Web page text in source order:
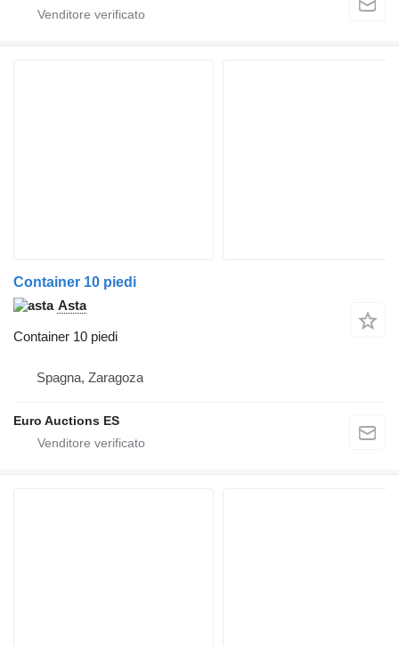
Container 10 piedi
Asta
Container 10 piedi
Spagna, Zaragoza
Euro Auctions ES